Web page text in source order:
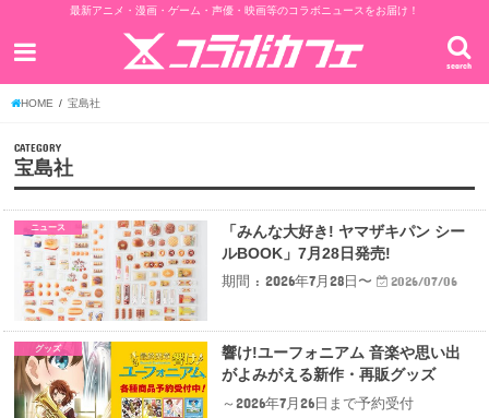
最新アニメ・漫画・ゲーム・声優・映画等のコラボニュースをお届け！
search
HOME 宝島社
CATEGORY
宝島社
ニュース
「みんな大好き! ヤマザキパン シー
ルBOOK」7月28日発売!
期間 : 2026年7月28日〜
2026/07/06
グッズ
響け!ユーフォニアム 音楽や思い出
がよみがえる新作・再販グッズ
～2026年7月26日まで予約受付